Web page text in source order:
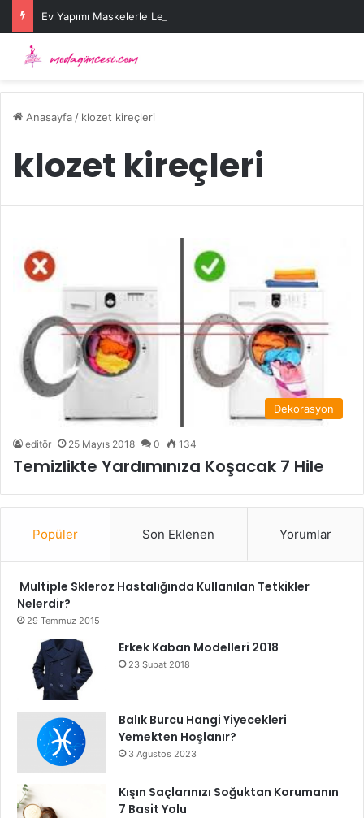
Ev Yapımı Maskelerle Leke Sorununa Çözüm Önerileri
Anasayfa / klozet kireçleri
klozet kireçleri
Dekorasyon
editör 25 Mayıs 2018 0 134
Temizlikte Yardımınıza Koşacak 7 Hile
Popüler Son Eklenen Yorumlar
Multiple Skleroz Hastalığında Kullanılan Tetkikler
Nelerdir?
29 Temmuz 2015
Erkek Kaban Modelleri 2018
23 Şubat 2018
Balık Burcu Hangi Yiyecekleri
Yemekten Hoşlanır?
3 Ağustos 2023
Kışın Saçlarınızı Soğuktan Korumanın
7 Basit Yolu